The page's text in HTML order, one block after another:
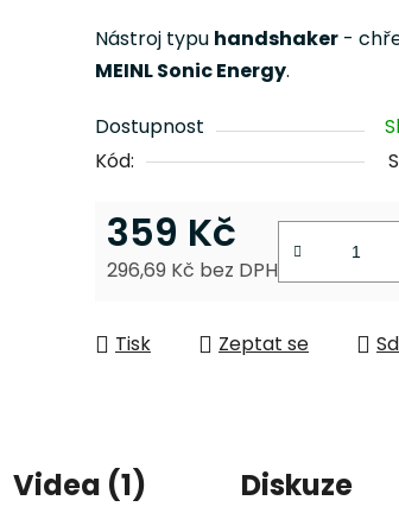
je
0,0
5
hvězdiček.
Nástroj typu handshaker -
MEINL Sonic Energy.
Dostupnost
Kód:
359 Kč
296,69 Kč bez DPH
Tisk Zeptat se
Videa (1) Diskuze